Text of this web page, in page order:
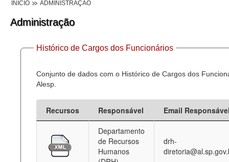
Dados Abertos Alesp
Lei de Acesso à Informação
Dados Governamentais Abertos
Planejamento
Catálogo de dados
Processo Legislativo
Administração
INÍCIO ADMINISTRAÇÃO
Administração
Histórico de Cargos dos Funcionários
Conjunto de dados com o Histórico de Cargos dos
Alesp.
Recursos Responsável
Email
Departamento
de Recursos
Humanos
drh-